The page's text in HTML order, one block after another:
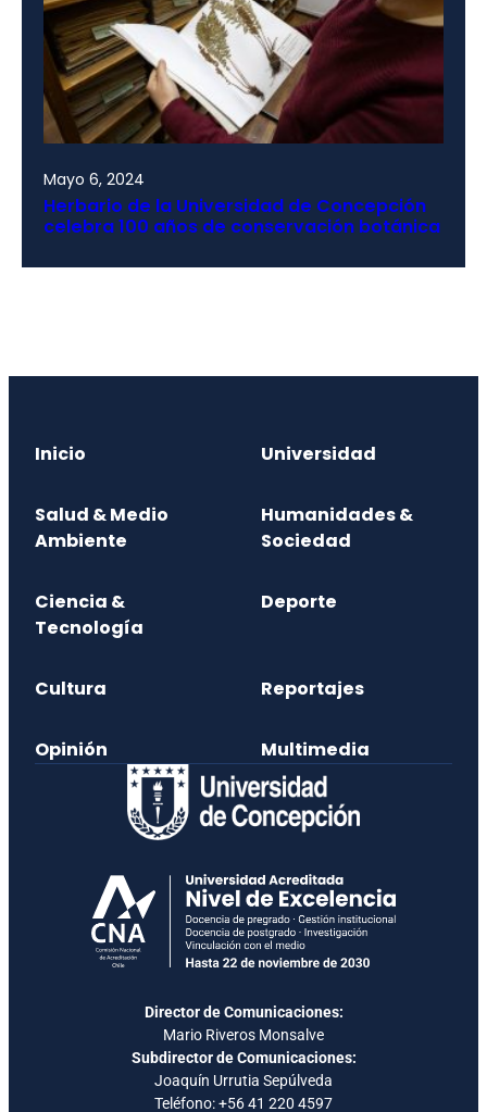
Mayo 6, 2024
Herbario de la Universidad de Concepción
celebra 100 años de conservación botánica
Inicio Universidad
Salud & Medio
Ambiente
Humanidades &
Sociedad
Ciencia &
Tecnología
Deporte
Cultura Reportajes
Opinión Multimedia
Director de Comunicaciones:
Mario Riveros Monsalve
Subdirector de Comunicaciones:
Joaquín Urrutia Sepúlveda
Teléfono:+56 41 220 4597